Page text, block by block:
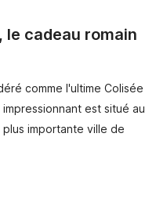
le cadeau romain
comme l'ultime Colisée
est situé au
importante ville de